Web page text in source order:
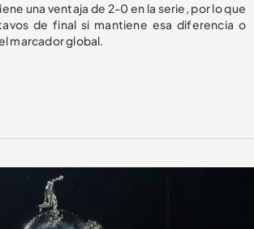
una ventaja de 2-0 en la serie, por lo que
de final si mantiene esa diferencia o
marcador global.